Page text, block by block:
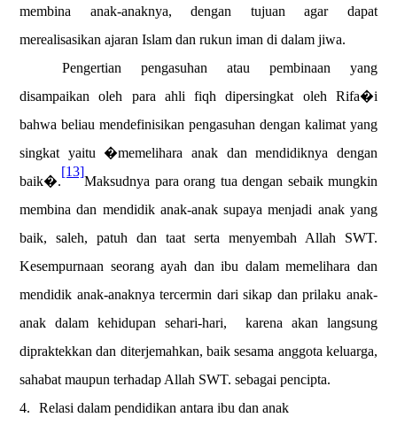
membina anak-anaknya, dengan tujuan agar dapat
merealisasikan ajaran Islam dan rukun iman di dalam jiwa.
Pengertian pengasuhan atau pembinaan yang
disampaikan oleh para ahli fiqh dipersingkat oleh Rifa�i
bahwa beliau mendefinisikan pengasuhan dengan kalimat yang
singkat yaitu �memelihara anak dan mendidiknya dengan
baik�.
[13]
Maksudnya para orang tua dengan sebaik mungkin
membina dan mendidik anak-anak supaya menjadi anak yang
baik, saleh, patuh dan taat serta menyembah Allah SWT.
Kesempurnaan seorang ayah dan ibu dalam memelihara dan
mendidik anak-anaknya tercermin dari sikap dan prilaku anak-
anak dalam kehidupan sehari-hari,
karena akan langsung
dipraktekkan dan diterjemahkan, baik sesama anggota keluarga,
sahabat maupun terhadap Allah SWT. sebagai pencipta.
4.
Relasi dalam pendidikan antara ibu dan anak